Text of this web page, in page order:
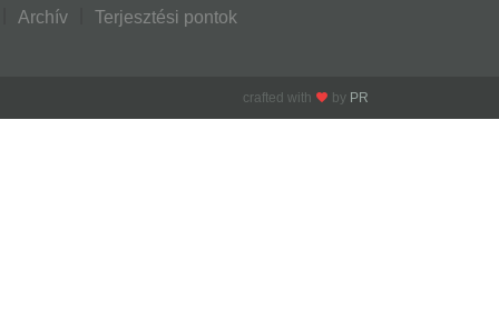
Archív Terjesztési pontok
crafted with by PR